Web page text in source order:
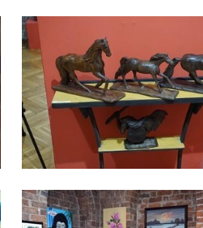
ustawienia cookies lub zaakceptować je
zmiany swoich ustawień.
funkcjonowania strony internetowej i
przez nas usług.
czy wypełniania formularzy. Dzięki plikom
bez zakłóceń.